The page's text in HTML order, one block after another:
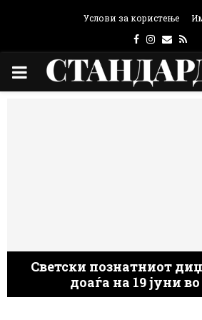
Услови за користење
Facebook
Instagram
Email
Rss
PRIMARY
📸Рита Ора објави дека
ајвар „Перустија“ е дел
избор...